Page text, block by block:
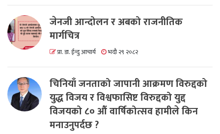
जेनजी आन्दोलन र अबको राजनीतिक
मार्गचित्र
प्रा. डा. ईन्दु आचार्य भदौ २९ २०८२
चिनियाँ जनताको जापानी आक्रमण विरुद्दको
युद्ध विजय र विश्वफासिष्ट विरुद्दको युद्द
विजयको ८० औं वार्षिकोत्सव हामीले किन
मनाउनुपर्दछ ?